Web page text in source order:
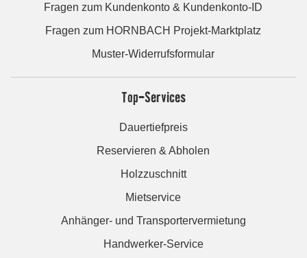
Fragen zum Kundenkonto & Kundenkonto-ID
Fragen zum HORNBACH Projekt-Marktplatz
Muster-Widerrufsformular
Top-Services
Dauertiefpreis
Reservieren & Abholen
Holzzuschnitt
Mietservice
Anhänger- und Transportervermietung
Handwerker-Service